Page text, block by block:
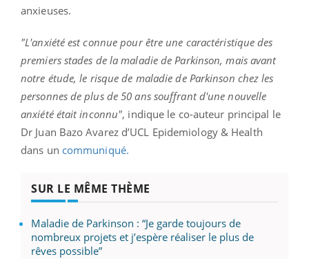
anxieuses.
"L'anxiété est connue pour être une caractéristique des
premiers stades de la maladie de Parkinson, mais avant
notre étude, le risque de maladie de Parkinson chez les
personnes de plus de 50 ans souffrant d'une nouvelle
anxiété était inconnu", indique le co-auteur principal le
Dr Juan Bazo Avarez d’UCL Epidemiology & Health
dans un communiqué.
SUR LE MÊME THÈME
Maladie de Parkinson : “Je garde toujours de
nombreux projets et j’espère réaliser le plus de
rêves possible”